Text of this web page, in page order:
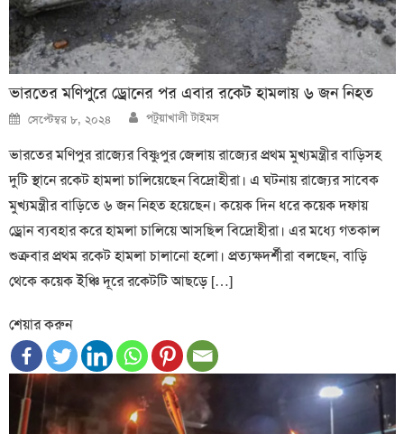
ভারতের মণিপুরে ড্রোনের পর এবার রকেট হামলায় ৬ জন নিহত
Posted
on
সেপ্টেম্বর ৮, ২০২৪ Author
পটুয়াখালী টাইমস
ভারতের মণিপুর রাজ্যের বিষ্ণুপুর জেলায় রাজ্যের প্রথম মুখ্যমন্ত্রীর বাড়িসহ
দুটি স্থানে রকেট হামলা চালিয়েছেন বিদ্রোহীরা। এ ঘটনায় রাজ্যের সাবেক
মুখ্যমন্ত্রীর বাড়িতে ৬ জন নিহত হয়েছেন। কয়েক দিন ধরে কয়েক দফায়
ড্রোন ব্যবহার করে হামলা চালিয়ে আসছিল বিদ্রোহীরা। এর মধ্যে গতকাল
শুক্রবার প্রথম রকেট হামলা চালানো হলো। প্রত্যক্ষদর্শীরা বলছেন, বাড়ি
থেকে কয়েক ইঞ্চি দূরে রকেটটি আছড়ে […]
শেয়ার করুন